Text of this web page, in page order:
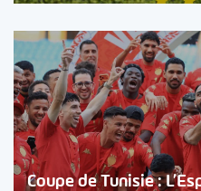
Coupe de Tunisie :